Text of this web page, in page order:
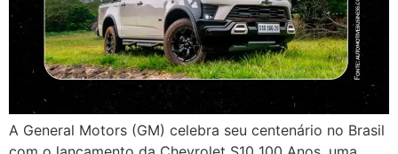
A General Motors (GM) celebra seu centenário no Brasil